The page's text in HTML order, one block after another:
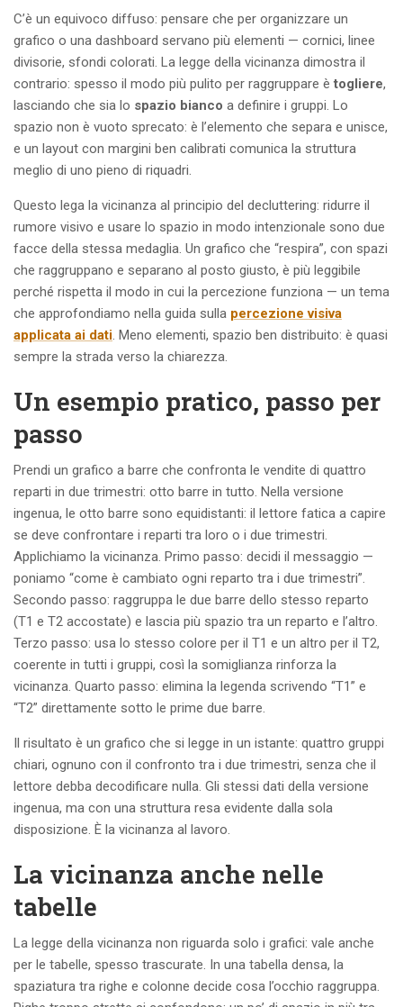
C’è un equivoco diffuso: pensare che per organizzare un
grafico o una dashboard servano più elementi — cornici, linee
divisorie, sfondi colorati. La legge della vicinanza dimostra il
contrario: spesso il modo più pulito per raggruppare è togliere,
lasciando che sia lo spazio bianco a definire i gruppi. Lo
spazio non è vuoto sprecato: è l’elemento che separa e unisce,
e un layout con margini ben calibrati comunica la struttura
meglio di uno pieno di riquadri.
Questo lega la vicinanza al principio del decluttering: ridurre il
rumore visivo e usare lo spazio in modo intenzionale sono due
facce della stessa medaglia. Un grafico che “respira”, con spazi
che raggruppano e separano al posto giusto, è più leggibile
perché rispetta il modo in cui la percezione funziona — un tema
che approfondiamo nella guida sulla percezione visiva
applicata ai dati . Meno elementi, spazio ben distribuito: è quasi
sempre la strada verso la chiarezza.
Un esempio pratico, passo per
passo
Prendi un grafico a barre che confronta le vendite di quattro
reparti in due trimestri: otto barre in tutto. Nella versione
ingenua, le otto barre sono equidistanti: il lettore fatica a capire
se deve confrontare i reparti tra loro o i due trimestri.
Applichiamo la vicinanza. Primo passo: decidi il messaggio —
poniamo “come è cambiato ogni reparto tra i due trimestri”.
Secondo passo: raggruppa le due barre dello stesso reparto
(T1 e T2 accostate) e lascia più spazio tra un reparto e l’altro.
Terzo passo: usa lo stesso colore per il T1 e un altro per il T2,
coerente in tutti i gruppi, così la somiglianza rinforza la
vicinanza. Quarto passo: elimina la legenda scrivendo “T1” e
“T2” direttamente sotto le prime due barre.
Il risultato è un grafico che si legge in un istante: quattro gruppi
chiari, ognuno con il confronto tra i due trimestri, senza che il
lettore debba decodificare nulla. Gli stessi dati della versione
ingenua, ma con una struttura resa evidente dalla sola
disposizione. È la vicinanza al lavoro.
La vicinanza anche nelle
tabelle
La legge della vicinanza non riguarda solo i grafici: vale anche
per le tabelle, spesso trascurate. In una tabella densa, la
spaziatura tra righe e colonne decide cosa l’occhio raggruppa.